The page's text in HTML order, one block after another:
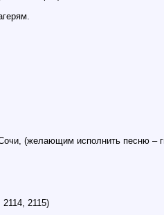
(желающим исполнить песню –
2115)